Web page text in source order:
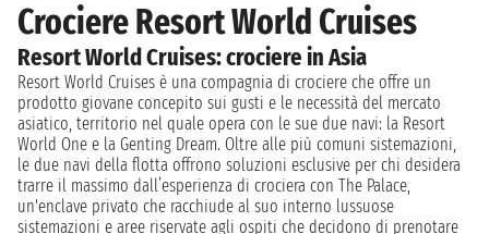
Crociere Resort World Cruises
Resort World Cruises: crociere in Asia
Resort World Cruises è una compagnia di crociere che offre un
prodotto giovane concepito sui gusti e le necessità del mercato
asiatico, territorio nel quale opera con le sue due navi: la Resort
World One e la Genting Dream. Oltre alle più comuni sistemazioni,
le due navi della flotta offrono soluzioni esclusive per chi desidera
trarre il massimo dall’esperienza di crociera con The Palace,
un'enclave privato che racchiude al suo interno lussuose
sistemazioni e aree riservate agli ospiti che decidono di prenotare